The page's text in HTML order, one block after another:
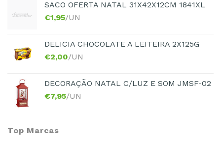
SACO OFERTA NATAL 31X42X12CM 1841XL
€1,95/UN
DELICIA CHOCOLATE A LEITEIRA 2X125G
€2,00/UN
DECORAÇÃO NATAL C/LUZ E SOM JMSF-02
€7,95/UN
Top Marcas